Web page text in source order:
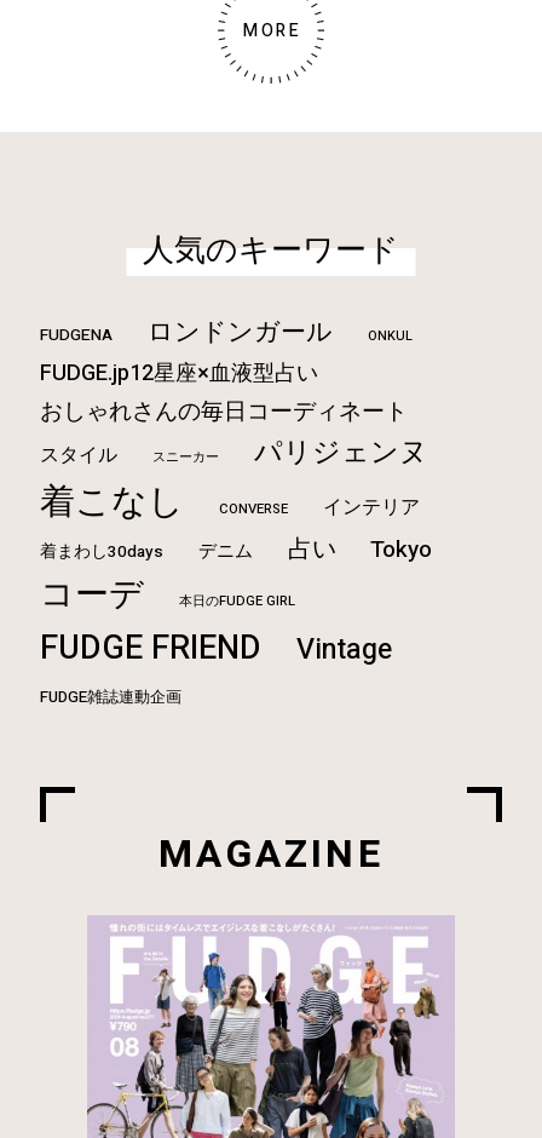
MORE
人気のキーワード
FUDGENA ロンドンガール ONKUL
FUDGE.jp12星座×血液型占い
おしゃれさんの毎日コーディネート
スタイル スニーカー パリジェンヌ
着こなし CONVERSE インテリア
着まわし30days デニム 占い Tokyo
コーデ 本日のFUDGE GIRL
FUDGE FRIEND Vintage
FUDGE雑誌連動企画
MAGAZINE